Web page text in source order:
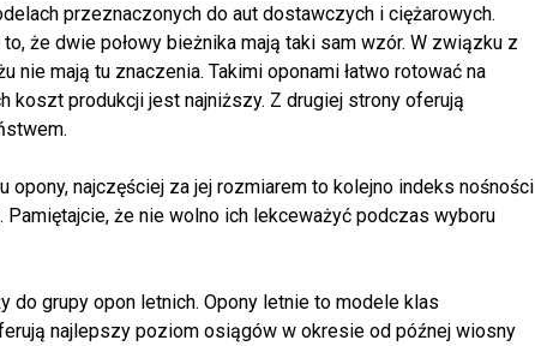
przeznaczonych do aut dostawczych i ciężarowych.
że dwie połowy bieżnika mają taki sam wzór. W związku z
nie mają tu znaczenia. Takimi oponami łatwo rotować na
koszt produkcji jest najniższy. Z drugiej strony oferują
opony, najczęściej za jej rozmiarem to kolejno indeks nośności
że nie wolno ich lekceważyć podczas wyboru
do grupy opon letnich. Opony letnie to modele klas
najlepszy poziom osiągów w okresie od późnej wiosny